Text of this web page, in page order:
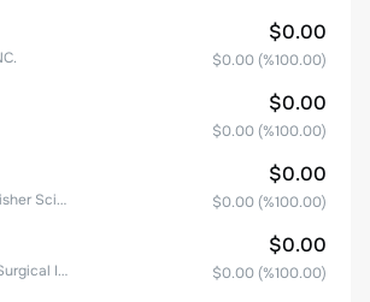
$0.00
$0.00 (%100.00)
$0.00
$0.00 (%100.00)
Thermo Fisher Scientific, Inc.
$0.00
$0.00 (%100.00)
Intuitive Surgical Inc.
$0.00
$0.00 (%100.00)